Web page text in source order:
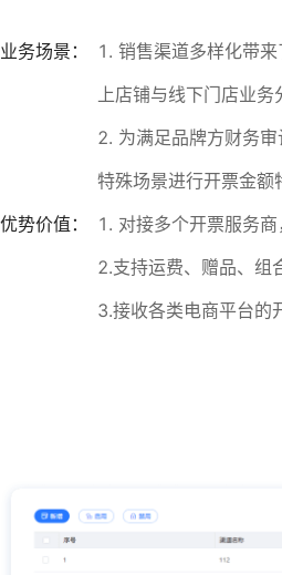
业务场景： 1. 销售渠道多样化带
上店铺与线下门店业
2. 为满足品牌方财务
特殊场景进行开票金额
优势价值： 1. 对接多个开票服务商
2.支持运费、赠品、组
3.接收各类电商平台的